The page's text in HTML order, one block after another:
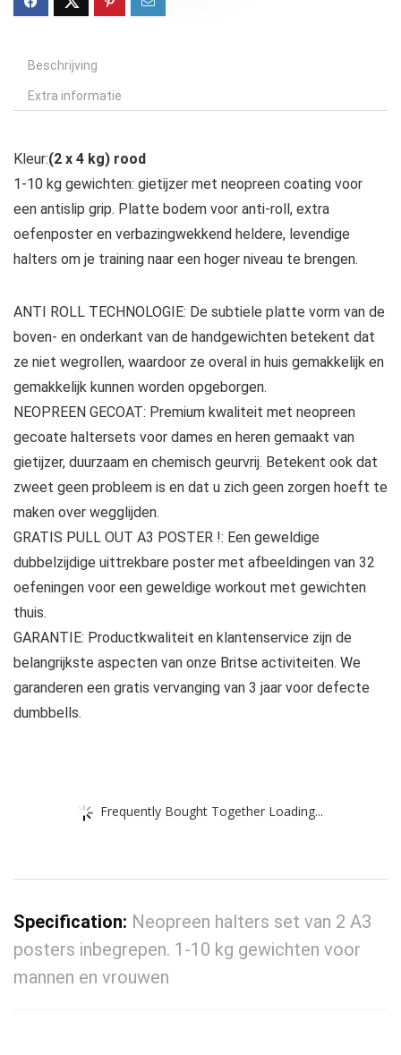
Beschrijving
Extra informatie
Kleur:(2 x 4 kg) rood
1-10 kg gewichten: gietijzer met neopreen coating voor
een antislip grip. Platte bodem voor anti-roll, extra
oefenposter en verbazingwekkend heldere, levendige
halters om je training naar een hoger niveau te brengen.
ANTI ROLL TECHNOLOGIE: De subtiele platte vorm van de
boven- en onderkant van de handgewichten betekent dat
ze niet wegrollen, waardoor ze overal in huis gemakkelijk en
gemakkelijk kunnen worden opgeborgen.
NEOPREEN GECOAT: Premium kwaliteit met neopreen
gecoate haltersets voor dames en heren gemaakt van
gietijzer, duurzaam en chemisch geurvrij. Betekent ook dat
zweet geen probleem is en dat u zich geen zorgen hoeft te
maken over wegglijden.
GRATIS PULL OUT A3 POSTER !: Een geweldige
dubbelzijdige uittrekbare poster met afbeeldingen van 32
oefeningen voor een geweldige workout met gewichten
thuis.
GARANTIE: Productkwaliteit en klantenservice zijn de
belangrijkste aspecten van onze Britse activiteiten. We
garanderen een gratis vervanging van 3 jaar voor defecte
dumbbells.
Frequently Bought Together Loading...
Specification: Neopreen halters set van 2 A3
posters inbegrepen. 1-10 kg gewichten voor
mannen en vrouwen